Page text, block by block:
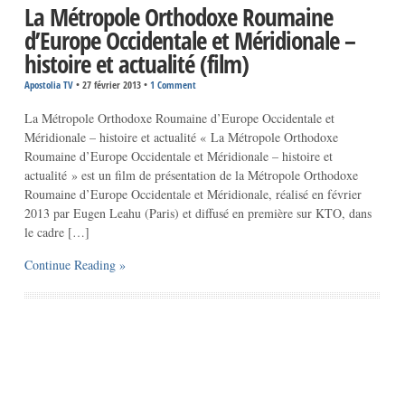
La Métropole Orthodoxe Roumaine
d’Europe Occidentale et Méridionale –
histoire et actualité (film)
Apostolia TV• 27 février 2013• 1 Comment
La Métropole Orthodoxe Roumaine d’Europe Occidentale et
Méridionale – histoire et actualité « La Métropole Orthodoxe
Roumaine d’Europe Occidentale et Méridionale – histoire et
actualité » est un film de présentation de la Métropole Orthodoxe
Roumaine d’Europe Occidentale et Méridionale, réalisé en février
2013 par Eugen Leahu (Paris) et diffusé en première sur KTO, dans
le cadre […]
Continue Reading »